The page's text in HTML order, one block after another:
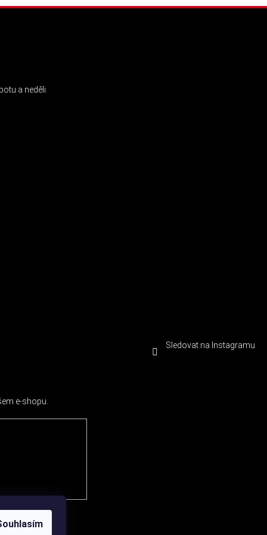
a neděli.
Sledovat na Instagramu
e-shopu.